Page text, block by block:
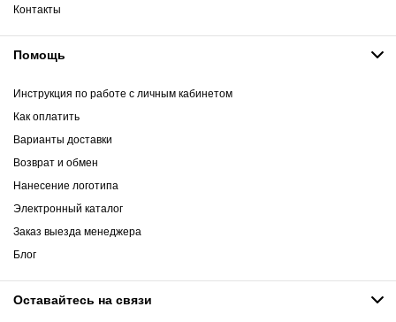
Контакты
Помощь
Инструкция по работе с личным кабинетом
Как оплатить
Варианты доставки
Возврат и обмен
Нанесение логотипа
Электронный каталог
Заказ выезда менеджера
Блог
Оставайтесь на связи